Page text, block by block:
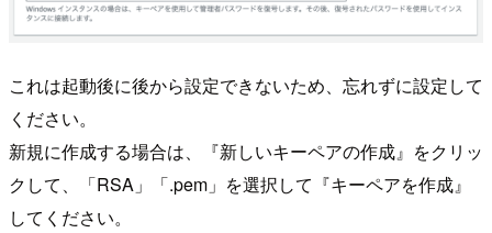
これは起動後に後から設定できないため、忘れずに設定して
ください。
新規に作成する場合は、『新しいキーペアの作成』をクリッ
クして、「RSA」「.pem」を選択して『キーペアを作成』
してください。